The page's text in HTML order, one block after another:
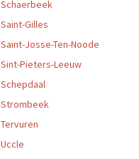
Schaerbeek
Saint-Gilles
Saint-Josse-Ten-Noode
Sint-Pieters-Leeuw
Schepdaal
Strombeek
Tervuren
Uccle